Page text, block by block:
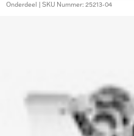
Onderdeel | SKU Nummer: 25213-04